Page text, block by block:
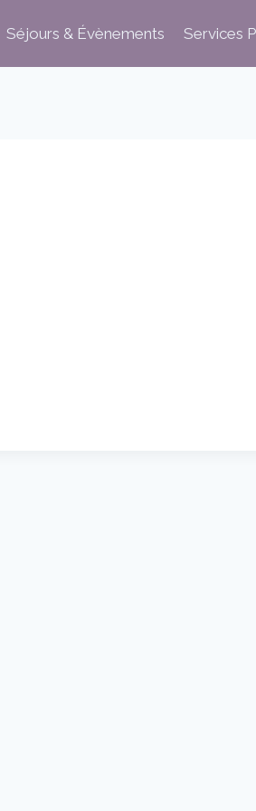
Séjours & Évènements Services